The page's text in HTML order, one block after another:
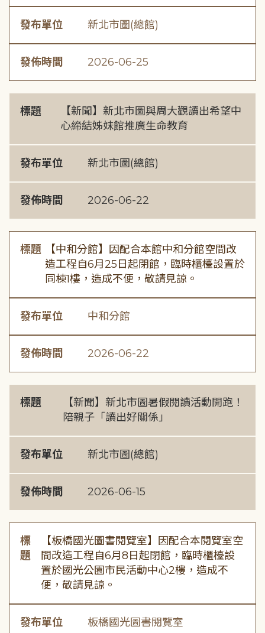
發布單位 新北市圖(總館)
發佈時間 2026-06-25
標題
【新聞】新北市圖與周大觀讀出希望中
心締結姊妹館推廣生命教育
發布單位 新北市圖(總館)
發佈時間 2026-06-22
標題
【中和分館】因配合本館中和分館空間改
造工程自6月25日起閉館，臨時櫃檯設置於
同棟1樓，造成不便，敬請見諒。
發布單位 中和分館
發佈時間 2026-06-22
標題
【新聞】新北市圖暑假閱讀活動開跑！
陪親子「讀出好關係」
發布單位 新北市圖(總館)
發佈時間 2026-06-15
標
題
【板橋國光圖書閱覽室】因配合本閱覽室空
間改造工程自6月8日起閉館，臨時櫃檯設
置於國光公園市民活動中心2樓，造成不
便，敬請見諒。
發布單位 板橋國光圖書閱覽室